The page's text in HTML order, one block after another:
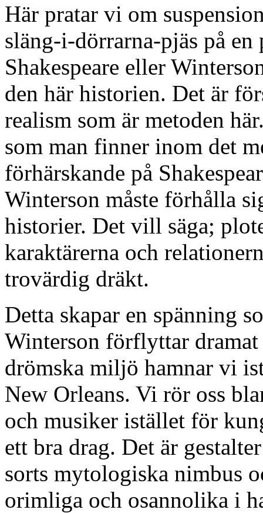
Här pratar vi om
släng-i-dörrarna-pjäs på
Shakespeare eller
den här historien. Det är
realism som är metoden
som man finner inom det
förhärskande på
Winterson måste förhålla
historier. Det vill säga;
karaktärerna och
trovärdig dräkt.
Detta skapar en spänning
Winterson förflyttar dramat
drömska miljö hamnar vi
New Orleans. Vi rör oss
och musiker istället för
ett bra drag. Det är
sorts mytologiska nimbus
orimliga och osannolika i